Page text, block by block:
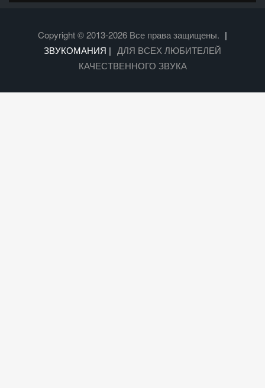
Copyright © 2013-2026 Все права защищены. |
ЗВУКОМАНИЯ | ДЛЯ ВСЕХ ЛЮБИТЕЛЕЙ
КАЧЕСТВЕННОГО ЗВУКА